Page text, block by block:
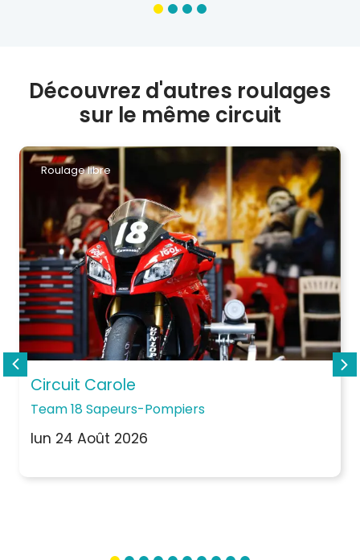
Découvrez d'autres roulages
sur le même circuit
Roulage libre
Circuit Carole
Team 18 Sapeurs-Pompiers
lun 24 Août 2026